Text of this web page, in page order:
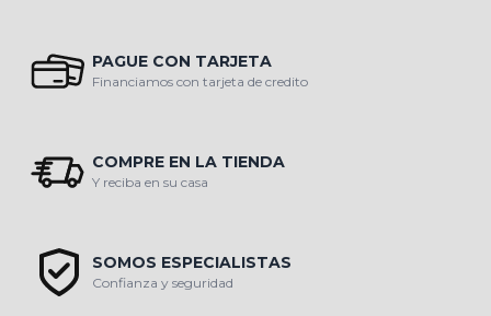
PAGUE CON TARJETA
Financiamos con tarjeta de credito
COMPRE EN LA TIENDA
Y reciba en su casa
SOMOS ESPECIALISTAS
Confianza y seguridad